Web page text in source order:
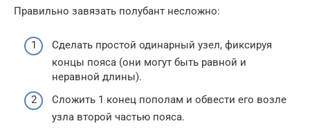
Правильно завязать полубант несложно:
Сделать простой одинарный узел, фиксируя
концы пояса (они могут быть равной и
неравной длины).
Сложить 1 конец пополам и обвести его возле
узла второй частью пояса.